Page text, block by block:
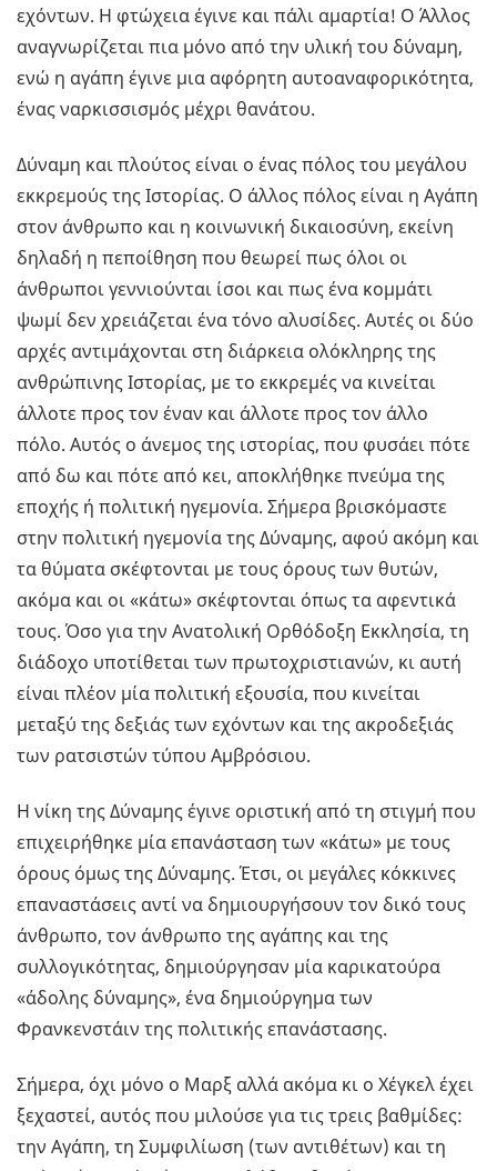
εχόντων. Η φτώχεια έγινε και πάλι αμαρτία! Ο Άλλος
αναγνωρίζεται πια μόνο από την υλική του δύναμη,
ενώ η αγάπη έγινε μια αφόρητη αυτοαναφορικότητα,
ένας ναρκισσισμός μέχρι θανάτου.
Δύναμη και πλούτος είναι ο ένας πόλος του μεγάλου
εκκρεμούς της Ιστορίας. Ο άλλος πόλος είναι η Αγάπη
στον άνθρωπο και η κοινωνική δικαιοσύνη, εκείνη
δηλαδή η πεποίθηση που θεωρεί πως όλοι οι
άνθρωποι γεννιούνται ίσοι και πως ένα κομμάτι
ψωμί δεν χρειάζεται ένα τόνο αλυσίδες. Αυτές οι δύο
αρχές αντιμάχονται στη διάρκεια ολόκληρης της
ανθρώπινης Ιστορίας, με το εκκρεμές να κινείται
άλλοτε προς τον έναν και άλλοτε προς τον άλλο
πόλο. Αυτός ο άνεμος της ιστορίας, που φυσάει πότε
από δω και πότε από κει, αποκλήθηκε πνεύμα της
εποχής ή πολιτική ηγεμονία. Σήμερα βρισκόμαστε
στην πολιτική ηγεμονία της Δύναμης, αφού ακόμη και
τα θύματα σκέφτονται με τους όρους των θυτών,
ακόμα και οι «κάτω» σκέφτονται όπως τα αφεντικά
τους. Όσο για την Ανατολική Ορθόδοξη Εκκλησία, τη
διάδοχο υποτίθεται των πρωτοχριστιανών, κι αυτή
είναι πλέον μία πολιτική εξουσία, που κινείται
μεταξύ της δεξιάς των εχόντων και της ακροδεξιάς
των ρατσιστών τύπου Αμβρόσιου.
Η νίκη της Δύναμης έγινε οριστική από τη στιγμή που
επιχειρήθηκε μία επανάσταση των «κάτω» με τους
όρους όμως της Δύναμης. Έτσι, οι μεγάλες κόκκινες
επαναστάσεις αντί να δημιουργήσουν τον δικό τους
άνθρωπο, τον άνθρωπο της αγάπης και της
συλλογικότητας, δημιούργησαν μία καρικατούρα
«άδολης δύναμης», ένα δημιούργημα των
Φρανκενστάιν της πολιτικής επανάστασης.
Σήμερα, όχι μόνο ο Μαρξ αλλά ακόμα κι ο Χέγκελ έχει
ξεχαστεί, αυτός που μιλούσε για τις τρεις βαθμίδες:
την Αγάπη, τη Συμφιλίωση (των αντιθέτων) και τη